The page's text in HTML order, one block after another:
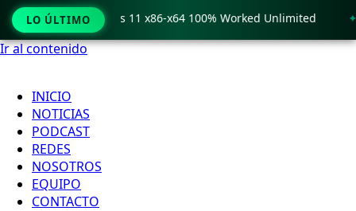
Ir al contenido
INICIO
NOTICIAS
PODCAST
REDES
NOSOTROS
EQUIPO
CONTACTO
LO ÚLTIMO
Crack only Windows 11 x86-x64 100% Worked Unlimited